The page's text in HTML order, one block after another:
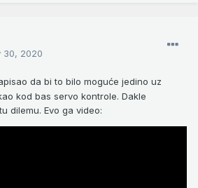
30, 2020
da bi to bilo moguće jedino uz
kod bas servo kontrole. Dakle
dilemu. Evo ga video: